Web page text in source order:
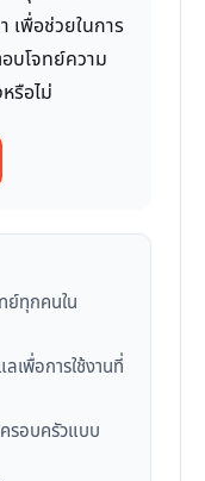
เพื่อช่วยในการ
บโจทย์ความ
รือไม่
ย์ทุกคนใน
เพื่อการใช้งานที่
รอบครัวแบบ